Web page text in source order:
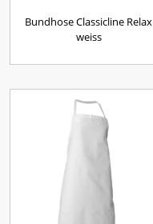
Bundhose Classicline Relax
weiss